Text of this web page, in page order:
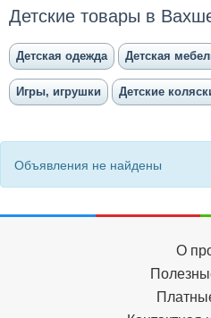
Детские товары в
Детская одежда Детская
Игры, игрушки Детские
Объявления не найдены
О